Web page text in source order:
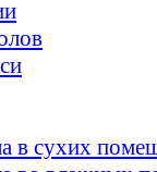
в сухих